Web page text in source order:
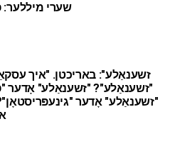
שערי מיללער:
"זשענאַלע"? "זשענאַלע" אָדער
"זשענאַלע" אָדער